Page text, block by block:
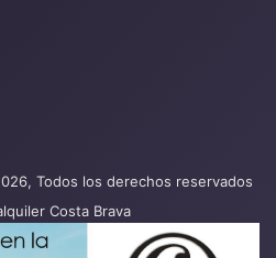
Todos los derechos reservados
Costa Brava